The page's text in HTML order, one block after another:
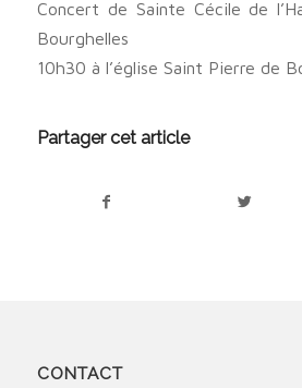
Concert de Sainte Cécile de
Bourghelles
10h30 à l’église Saint Pierre de
Partager cet article
CONTACT